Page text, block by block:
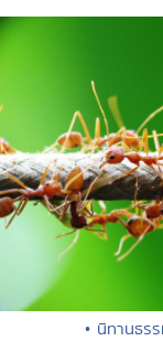
• นิทานธร